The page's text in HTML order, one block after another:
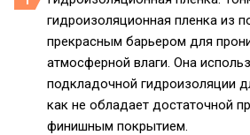
гидроизоляционная пленка из
прекрасным барьером для
атмосферной влаги. Она
подкладочной гидроизоляции
как не обладает достаточной
финишным покрытием.